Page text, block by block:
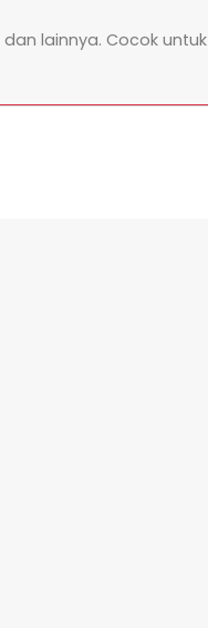
dan lainnya. Cocok untuk